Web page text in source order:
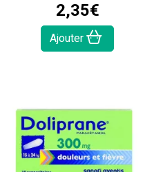
2,35€
Ajouter